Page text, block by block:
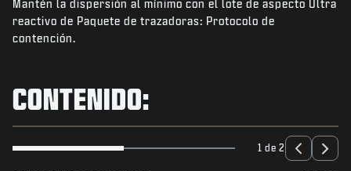
NOTICIAS
TIENDA
SOPORTE
INICIAR SESIÓN|REGISTRARSE
Mantén la dispersión al mínimo con el lote de aspecto Ultra
reactivo de Paquete de trazadoras: Protocolo de
contención.
CONTENIDO:
1 de 2